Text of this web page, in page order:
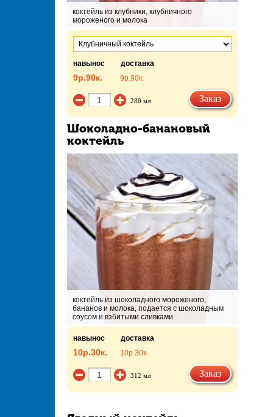
коктейль из клубники, клубничного
мороженого и молока
навынос доставка
9р.90к. 9р.90к.
280 мл Заказ
Шоколадно-банановый
коктейль
коктейль из шоколадного мороженого,
бананов и молока, подается с шоколадным
соусом и взбитыми сливками
навынос доставка
10р.30к. 10р.30к.
312 мл Заказ